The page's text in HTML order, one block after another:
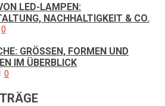
LED-LAMPEN:
NACHHALTIGKEIT & CO.
0
GRÖSSEN, FORMEN UND M
IM ÜBERBLICK
0